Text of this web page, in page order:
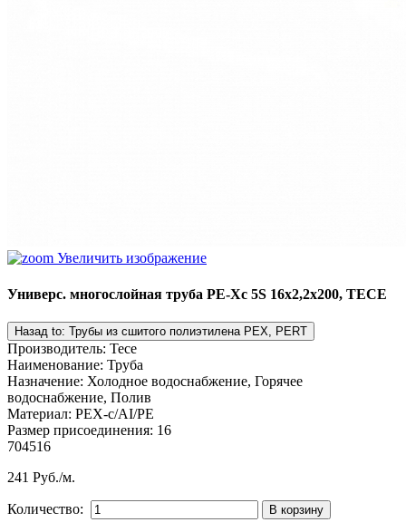
Увеличить изображение
Универс. многослойная труба PE-Xc 5S 16x2,2x200, TECE
Производитель: Tece
Наименование: Труба
Назначение: Холодное водоснабжение, Горячее
водоснабжение, Полив
Материал: PEX-c/AI/PE
Размер присоединения: 16
704516
241 Руб./м.
Количество: